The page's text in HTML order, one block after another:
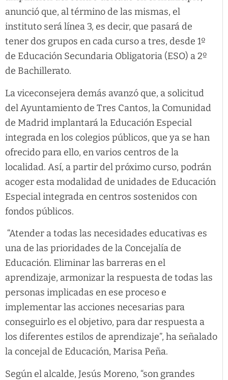
anunció que, al término de las mismas, el
instituto será línea 3, es decir, que pasará de
tener dos grupos en cada curso a tres, desde 1º
de Educación Secundaria Obligatoria (ESO) a 2º
de Bachillerato.
La viceconsejera demás avanzó que, a solicitud
del Ayuntamiento de Tres Cantos, la Comunidad
de Madrid implantará la Educación Especial
integrada en los colegios públicos, que ya se han
ofrecido para ello, en varios centros de la
localidad. Así, a partir del próximo curso, podrán
acoger esta modalidad de unidades de Educación
Especial integrada en centros sostenidos con
fondos públicos.
“Atender a todas las necesidades educativas es
una de las prioridades de la Concejalía de
Educación. Eliminar las barreras en el
aprendizaje, armonizar la respuesta de todas las
personas implicadas en ese proceso e
implementar las acciones necesarias para
conseguirlo es el objetivo, para dar respuesta a
los diferentes estilos de aprendizaje”, ha señalado
la concejal de Educación, Marisa Peña.
Según el alcalde, Jesús Moreno, “son grandes